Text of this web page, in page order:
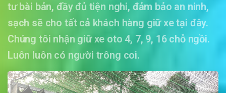
tư bài bản, đầy đủ tiện nghi, đảm bảo an ninh,
sạch sẽ cho tất cả khách hàng giữ xe tại đây.
Chúng tôi nhận giữ xe oto 4, 7, 9, 16 chỗ ngồi.
Luôn luôn có người trông coi.